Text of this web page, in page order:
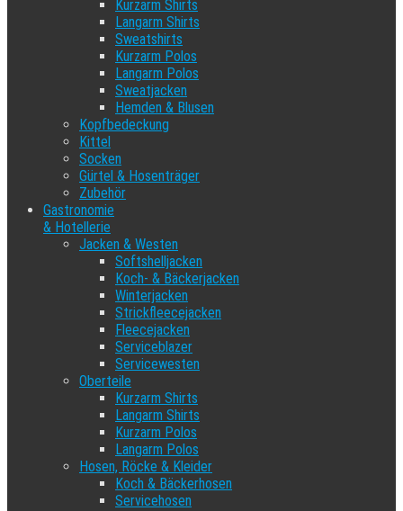
Kurzarm Shirts
Langarm Shirts
Sweatshirts
Kurzarm Polos
Langarm Polos
Sweatjacken
Hemden & Blusen
Kopfbedeckung
Kittel
Socken
Gürtel & Hosenträger
Zubehör
Gastronomie
& Hotellerie
Jacken & Westen
Softshelljacken
Koch- & Bäckerjacken
Winterjacken
Strickfleecejacken
Fleecejacken
Serviceblazer
Servicewesten
Oberteile
Kurzarm Shirts
Langarm Shirts
Kurzarm Polos
Langarm Polos
Hosen, Röcke & Kleider
Koch & Bäckerhosen
Servicehosen